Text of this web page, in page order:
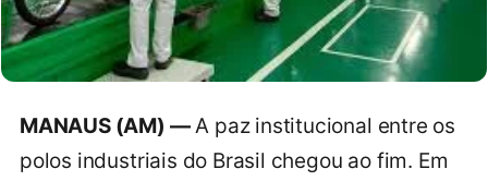
MANAUS (AM) —A paz institucional entre os
polos industriais do Brasil chegou ao fim. Em